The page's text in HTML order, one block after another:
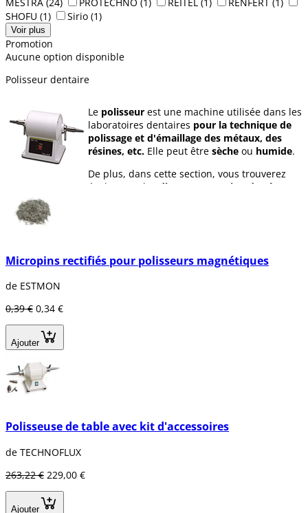
MESTRA (24) PROTECHNO (1) REITEL (1) RENFERT (1)
SHOFU (1) Sirio (1)
Voir plus
Promotion
Aucune option disponible
Polisseur dentaire
Le polisseur est une machine utilisée dans les
laboratoires dentaires pour la technique de
polissage et d'émaillage des métaux, des
résines, etc. Elle peut être sèche ou humide.
De plus, dans cette section, vous trouverez
également des
disques en papier, des écrans
Micropins rectifiés pour polisseurs magnétiques
de ESTMON
0,39 € 0,34 €
Ajouter
Polisseuse de table avec kit d'accessoires
de TECHNOFLUX
263,22 € 229,00 €
Ajouter